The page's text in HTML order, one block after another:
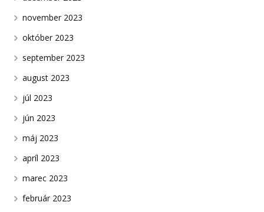
november 2023
október 2023
september 2023
august 2023
júl 2023
jún 2023
máj 2023
apríl 2023
marec 2023
február 2023